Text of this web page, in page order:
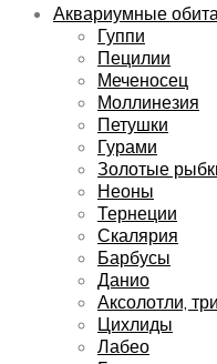
Аквариумные
Гуппи
Пецилии
Меченосец
Моллинезия
Петушки
Гурами
Золотые
Неоны
Тернеции
Скалярия
Барбусы
Данио
Аксолотли,
Цихлиды
Лабео